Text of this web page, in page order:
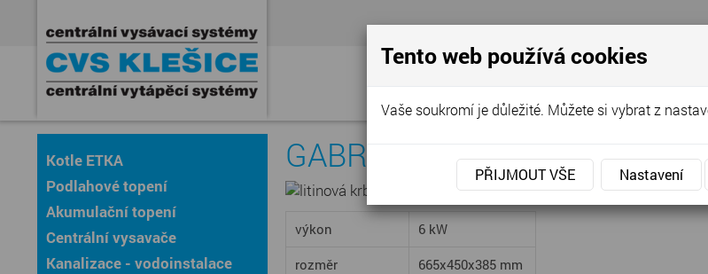
GABRIEL OBFN 332
výkon
6 kW
rozměr
665x450x385 mm
Kotle ETKA
Podlahové topení
Akumulační topení
Centrální vysavače
Kanalizace - vodoinstalace
Tento web používá cookies
Vaše soukromí je důležité. Můžete si vybrat z
PŘIJMOUT VŠE Nastavení